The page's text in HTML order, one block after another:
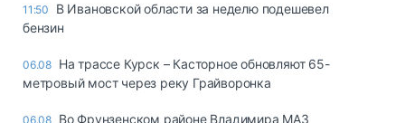
11:50
В Ивановской области за неделю подешевел
бензин
06.08 На трассе Курск – Касторное обновляют 65-
метровый мост через реку Грайворонка
06.08 Во Фрунзенском районе Владимира МАЗ